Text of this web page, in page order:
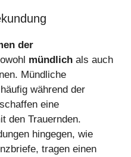
der
mündlich als auch
Mündliche
während der
eine
den Trauernden.
hingegen, wie
tragen einen